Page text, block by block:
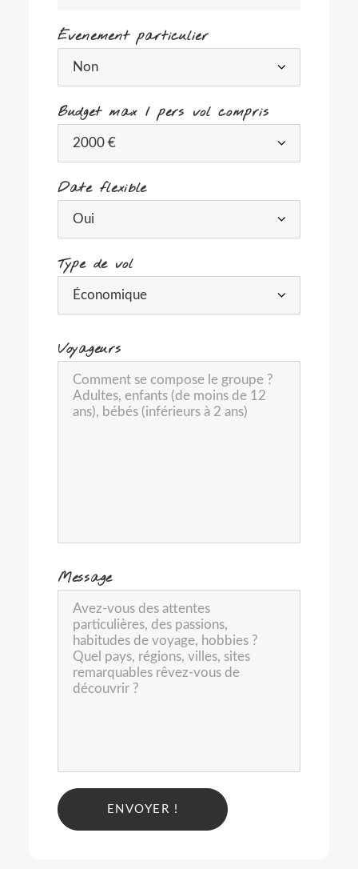
Évenement particulier
Budget max / pers vol compris
Date flexible
Type de vol
Voyageurs
Message